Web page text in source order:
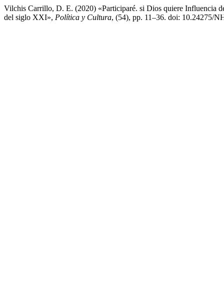
Vilchis Carrillo, D. E. (2020) «Participaré. si Dios quiere Influencia
del siglo XXI», Política y Cultura, (54), pp. 11–36. doi: 10.24275/